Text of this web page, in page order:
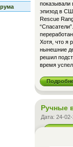
показывали
эпизод в
Rescue
Хотя, что я
нынешние
решил
время
Ручные
Дата: 24-